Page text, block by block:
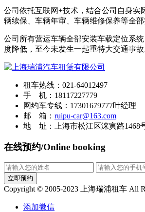
公司依托互联网+技术，结合公司自身
辆续保、车辆年审、车辆维修保养等全
公司所有营运车辆全部安装车载定位系
度降低，至今未发生一起重特大交通事故
租车热线：021-64012497
手 机：18117227779
网约车专线：17301679777叶经理
邮 箱： ruipu-car@163.com
地 址：上海市松江区涞寅路1468
在线预约/Online booking
立即预约
Copyright © 2005-2023 上海瑞浦租车 All
添加微信